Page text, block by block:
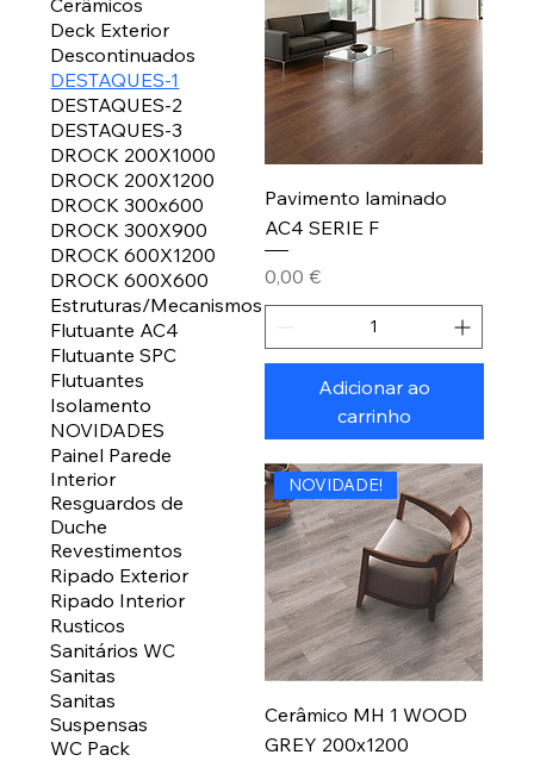
Deck Exterior
Descontinuados
DESTAQUES-1
DESTAQUES-2
DESTAQUES-3
DROCK 200X1000
DROCK 200X1200
DROCK 300x600
DROCK 300X900
DROCK 600X1200
DROCK 600X600
Estruturas/Mecanismos
Flutuante AC4
Flutuante SPC
Flutuantes
Isolamento
NOVIDADES
Painel Parede
Interior
Resguardos de
Duche
Revestimentos
Ripado Exterior
Ripado Interior
Rusticos
Sanitários WC
Sanitas
Sanitas
Suspensas
WC Pack
Pavimento laminado
AC4 SERIE F
Preço
0,00 €
Adicionar ao
carrinho
NOVIDADE!
Cerâmico MH 1 WOOD
GREY 200x1200